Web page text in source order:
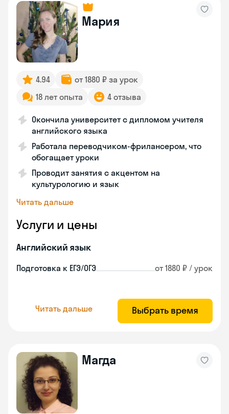
Мария
4.94
от 1880 ₽ за урок
18 лет опыта
4 отзыва
Окончила университет с дипломом учителя
английского языка
Работала переводчиком-фрилансером, что
обогащает уроки
Проводит занятия с акцентом на
культурологию и язык
Читать дальше
Услуги и цены
Английский язык
Подготовка к ЕГЭ/ОГЭ от 1880 ₽ / урок
Читать дальше Выбрать время
Магда